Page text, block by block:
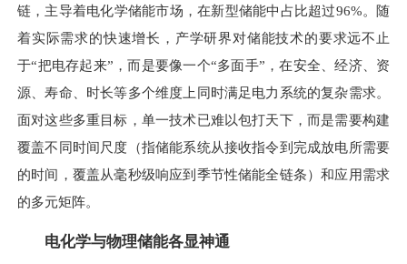
链，主导着电化学储能市场，在新型储能中占比超过96%。随
着实际需求的快速增长，产学研界对储能技术的要求远不止
于“把电存起来”，而是要像一个“多面手”，在安全、经济、资
源、寿命、时长等多个维度上同时满足电力系统的复杂需求。
面对这些多重目标，单一技术已难以包打天下，而是需要构建
覆盖不同时间尺度（指储能系统从接收指令到完成放电所需要
的时间，覆盖从毫秒级响应到季节性储能全链条）和应用需求
的多元矩阵。
电化学与物理储能各显神通